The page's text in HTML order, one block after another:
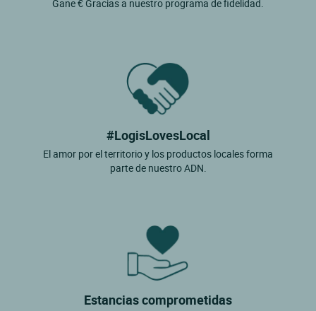
Gane € Gracias a nuestro programa de fidelidad.
#LogisLovesLocal
El amor por el territorio y los productos locales forma
parte de nuestro ADN.
Estancias comprometidas